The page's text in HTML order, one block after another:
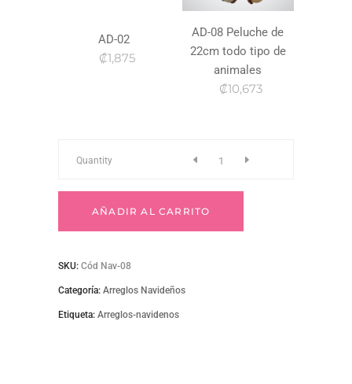
AD-02
₡1,875
AD-08 Peluche de
22cm todo tipo de
animales
₡10,673
NAV-
Quantity
AÑADIR AL CARRITO
SKU: Cód Nav-08
Categoría: Arreglos Navideños
Etiqueta: Arreglos-navidenos